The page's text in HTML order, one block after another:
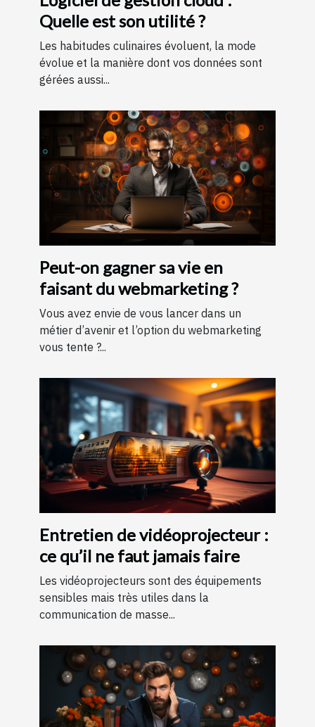
Quelle est son utilité ?
Les habitudes culinaires évoluent, la mode
évolue et la manière dont vos données sont
gérées aussi...
Peut-on gagner sa vie en
faisant du webmarketing ?
Vous avez envie de vous lancer dans un
métier d’avenir et l’option du webmarketing
vous tente ?...
Entretien de vidéoprojecteur :
ce qu’il ne faut jamais faire
Les vidéoprojecteurs sont des équipements
sensibles mais très utiles dans la
communication de masse...